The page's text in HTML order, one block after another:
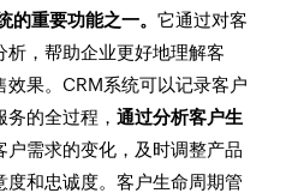
的重要功能之一。它通过对客
析，帮助企业更好地理解客
效果。CRM系统可以记录客户
务的全过程，通过分析客户生
户需求的变化，及时调整产品
和忠诚度。客户生命周期管